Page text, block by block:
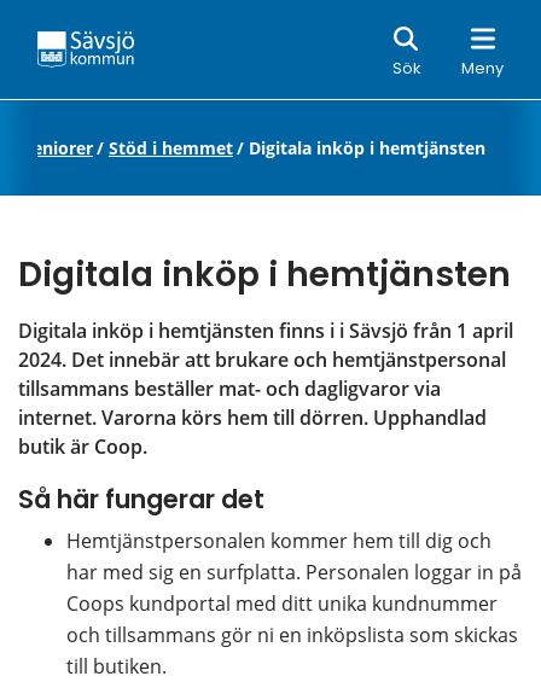
Sök Meny
Sök
seniorer/ Stöd i hemmet/ Digitala inköp i hemtjänsten
Digitala inköp i hemtjänsten
Digitala inköp i hemtjänsten finns i i Sävsjö från 1 april
2024. Det innebär att brukare och hemtjänstpersonal
tillsammans beställer mat- och dagligvaror via
internet. Varorna körs hem till dörren. Upphandlad
butik är Coop.
Så här fungerar det
Hemtjänstpersonalen kommer hem till dig och
har med sig en surfplatta. Personalen loggar in på
Coops kundportal med ditt unika kundnummer
och tillsammans gör ni en inköpslista som skickas
till butiken.